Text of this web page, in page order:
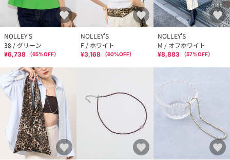
NOLLEY'S
38 / グリーン
¥6,738 （65%OFF）
NOLLEY'S
F / ホワイト
¥3,168 （60%OFF）
NOLLEY'S
M / オフホワイト
¥8,883 （57%OFF）